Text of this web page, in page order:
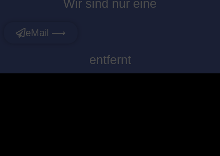
Wir sind nur eine
eMail ⟶
entfernt